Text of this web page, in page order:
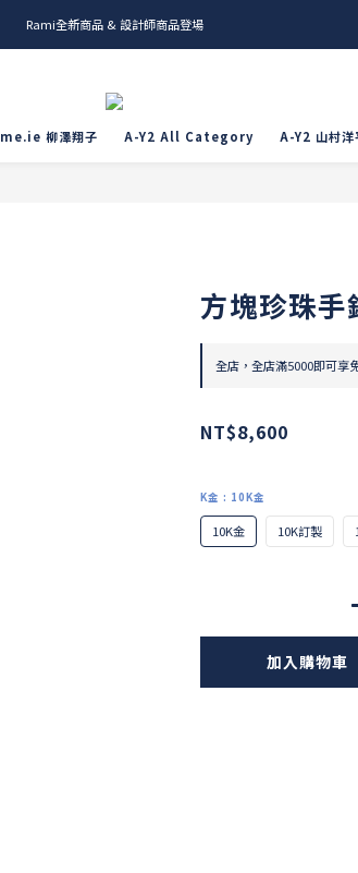
me.ie & A-Y2 新發售
Rami全新商品 & 設計師商品登場
me.ie 柳澤翔子 A-Y2 All Category A-Y2 山村洋
方塊珍珠手
全店，全店滿5000即可享
NT$8,600
K金 : 10K金
10K金 10K訂製
加入購物車